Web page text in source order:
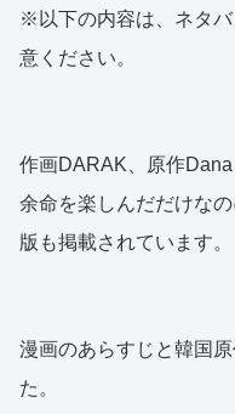
※以下の内容は、ネタ
意ください。
作画DARAK、原作
余命を楽しんだだけな
版も掲載されています。
漫画のあらすじと韓国
た。